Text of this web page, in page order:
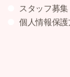
スタッフ募集
個人情報保